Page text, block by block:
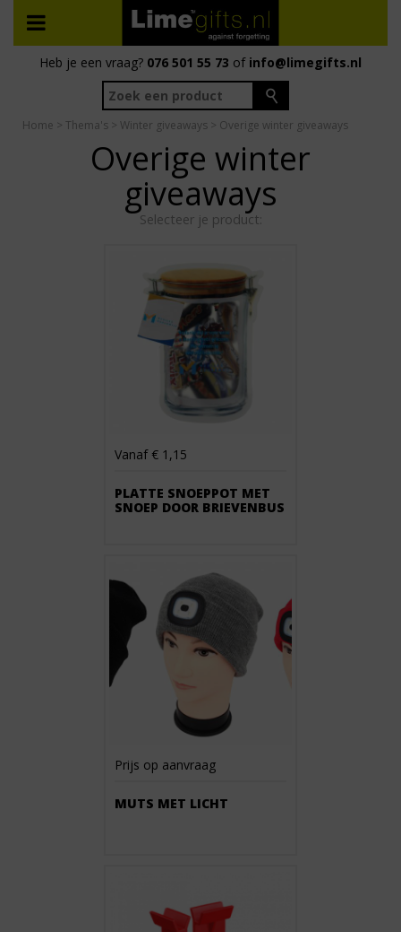
Heb je een vraag? 076 501 55 73 of info@limegifts.nl
Home > Thema's > Winter giveaways > Overige winter giveaways
Overige winter
giveaways
Selecteer je product:
Vanaf € 1,15
PLATTE SNOEPPOT MET
SNOEP DOOR BRIEVENBUS
Prijs op aanvraag
MUTS MET LICHT